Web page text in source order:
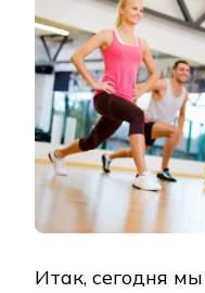
Итак, сегодня